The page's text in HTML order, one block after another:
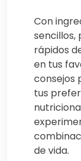
Con
sencillos,
rápidos
en tus
consejos
tus
de vida.